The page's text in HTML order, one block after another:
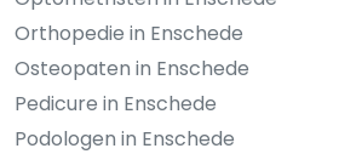
Orthopedie in Enschede
Osteopaten in Enschede
Pedicure in Enschede
Podologen in Enschede